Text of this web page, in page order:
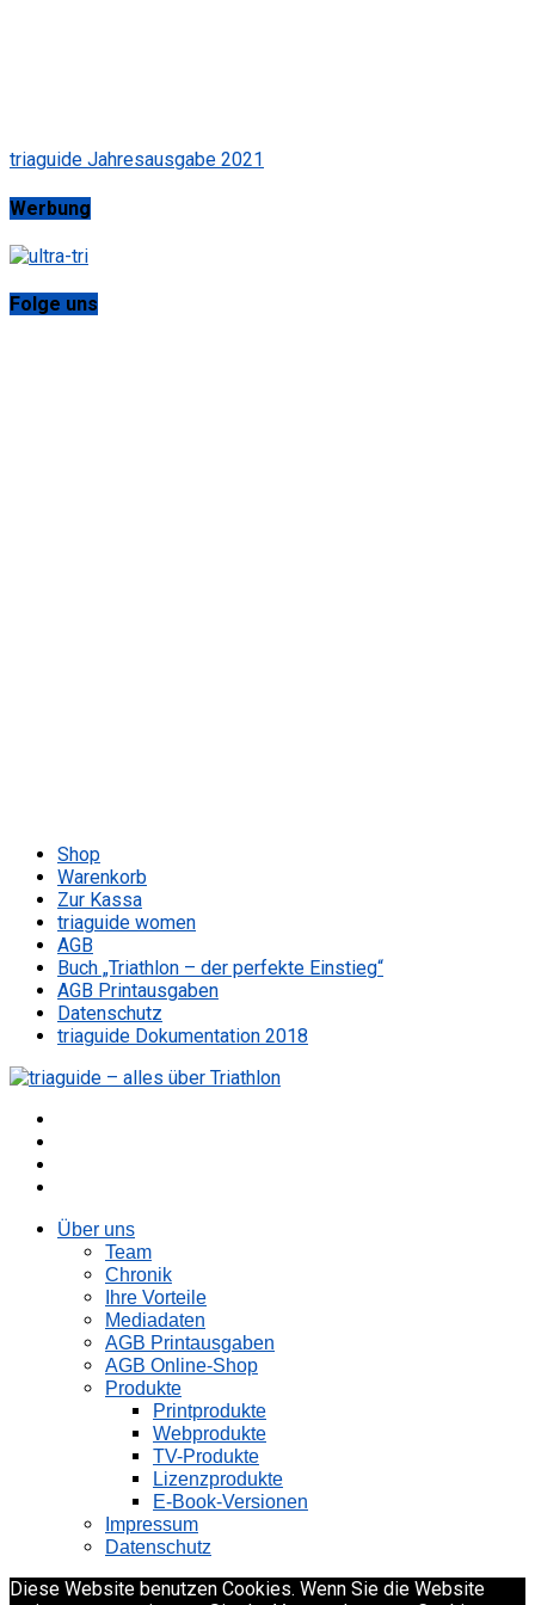
triaguide Jahresausgabe 2021
Werbung
Folge uns
Shop
Warenkorb
Zur Kassa
triaguide women
AGB
Buch „Triathlon – der perfekte Einstieg“
AGB Printausgaben
Datenschutz
triaguide Dokumentation 2018
Über uns
Team
Chronik
Ihre Vorteile
Mediadaten
AGB Printausgaben
AGB Online-Shop
Produkte
Printprodukte
Webprodukte
TV-Produkte
Lizenzprodukte
E-Book-Versionen
Impressum
Datenschutz
Diese Website benutzen Cookies. Wenn Sie die Website